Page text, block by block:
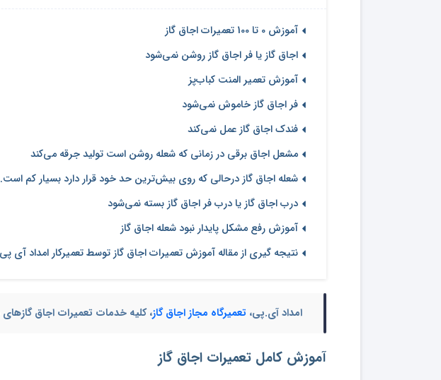
آموزش 0 تا 100 تعمیرات اجاق گاز
اجاق گاز یا فر اجاق گاز روشن نمی‌شود
آموزش تعمیر المنت کباب‌پز
فر اجاق گاز خاموش نمی‌شود
فندک اجاق گاز عمل نمی‌کند
مشعل اجاق برقی در زمانی که شعله روشن است تولید جرقه می‌کند
شعله اجاق گاز در‌حالی‌ که روی بیش‌ترین حد خود قرار دارد بسیار کم است.
درب اجاق گاز یا درب فر اجاق گاز بسته نمی‌شود
آموزش رفع مشکل پایدار نبود شعله اجاق گاز
نتیجه گیری از مقاله آموزش تعمیرات اجاق گاز توسط تعمیرکار امداد آی پی
امداد آی.پی، تعمیرگاه مجاز اجاق گاز، کلیه خدمات تعمیرات اجاق
آموزش کامل تعمیرات اجاق گاز